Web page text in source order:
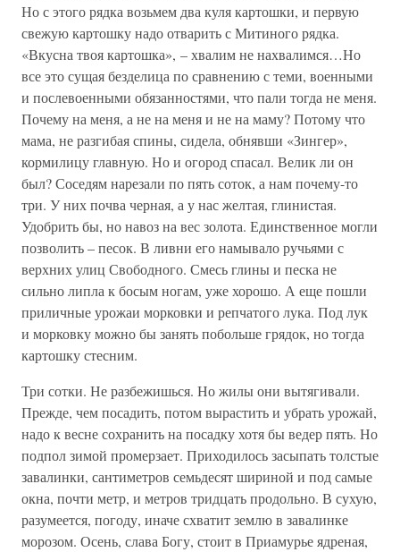
Но с этого рядка возьмем два куля картошки, и первую
свежую картошку надо отварить с Митиного рядка.
«Вкусна твоя картошка», – хвалим не нахвалимся…Но
все это сущая безделица по сравнению с теми, военными
и послевоенными обязанностями, что пали тогда не меня.
Почему на меня, а не на меня и не на маму? Потому что
мама, не разгибая спины, сидела, обнявши «Зингер»,
кормилицу главную. Но и огород спасал. Велик ли он
был? Соседям нарезали по пять соток, а нам почему-то
три. У них почва черная, а у нас желтая, глинистая.
Удобрить бы, но навоз на вес золота. Единственное могли
позволить – песок. В ливни его намывало ручьями с
верхних улиц Свободного. Смесь глины и песка не
сильно липла к босым ногам, уже хорошо. А еще пошли
приличные урожаи морковки и репчатого лука. Под лук
и морковку можно бы занять побольше грядок, но тогда
картошку стесним.
Три сотки. Не разбежишься. Но жилы они вытягивали.
Прежде, чем посадить, потом вырастить и убрать урожай,
надо к весне сохранить на посадку хотя бы ведер пять. Но
подпол зимой промерзает. Приходилось засыпать толстые
завалинки, сантиметров семьдесят шириной и под самые
окна, почти метр, и метров тридцать продольно. В сухую,
разумеется, погоду, иначе схватит землю в завалинке
морозом. Осень, слава Богу, стоит в Приамурье ядреная,